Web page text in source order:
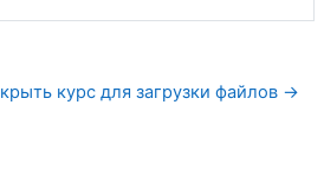
курс для загрузки файлов →